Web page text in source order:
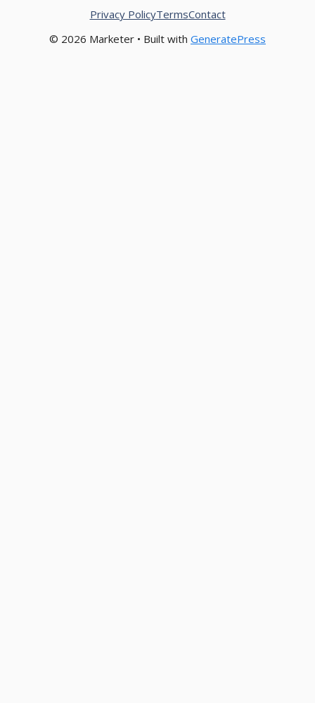
© 2026 Marketer • Built with GeneratePress
Privacy PolicyTermsContact